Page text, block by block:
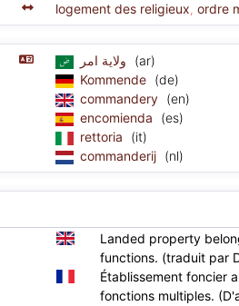
logement des religieux, ordre
(ar)
Kommende (de)
commandery (en)
encomienda
(es)
rettoria
(it)
commanderij (nl)
Landed property
functions. (traduit par
Établissement foncier
fonctions multiples.